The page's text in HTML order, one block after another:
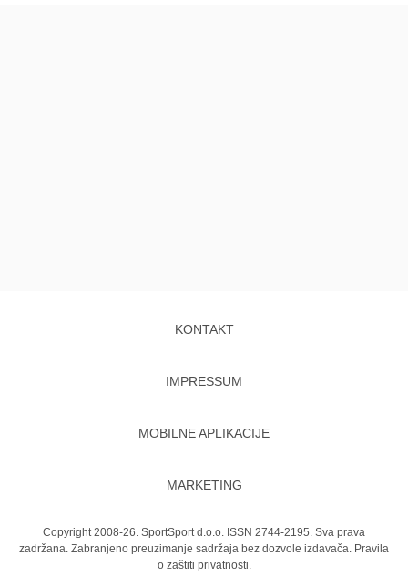
KONTAKT
IMPRESSUM
MOBILNE APLIKACIJE
MARKETING
Copyright 2008-26. SportSport d.o.o. ISSN 2744-2195. Sva prava
zadržana. Zabranjeno preuzimanje sadržaja bez dozvole izdavača. Pravila
o zaštiti privatnosti.